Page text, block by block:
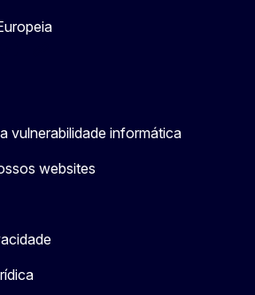
vulnerabilidade informática
websites